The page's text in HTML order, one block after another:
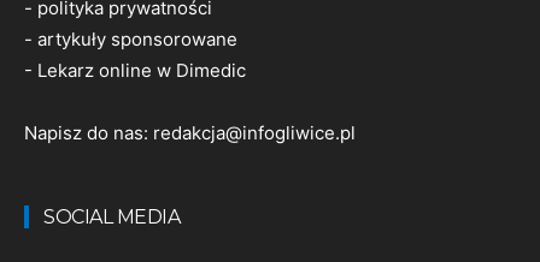
- polityka prywatności
- artykuły sponsorowane
- Lekarz online w Dimedic
Napisz do nas: redakcja@infogliwice.pl
SOCIAL MEDIA